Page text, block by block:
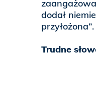
dodał
przyłożona”.
Trudne